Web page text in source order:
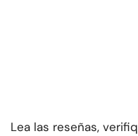
Lea las reseñas,